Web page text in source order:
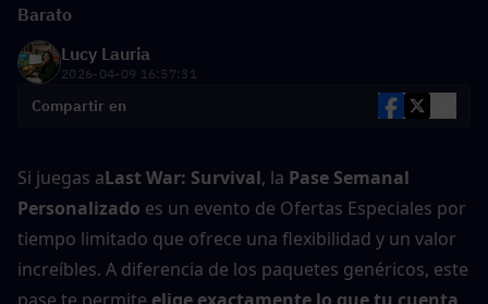
Barato
Lucy Lauria
2026-04-09 16:57:31
Compartir en
Si juegas aLast War: Survival, la Pase Semanal
Personalizado es un evento de Ofertas Especiales por
tiempo limitado que ofrece una flexibilidad y un valor
increíbles. A diferencia de los paquetes genéricos, este